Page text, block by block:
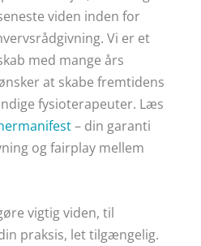
viden inden for
Vi er et
med mange års
at skabe fremtidens
fysioterapeuter. Læs
– din garanti
og fairplay mellem
vigtig viden, til
praksis, let tilgængelig.